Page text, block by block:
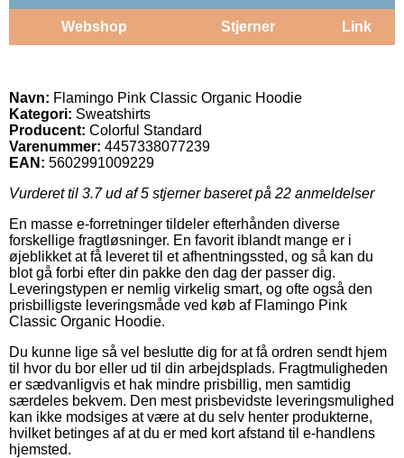
Webshop Stjerner Link
Navn: Flamingo Pink Classic Organic Hoodie
Kategori: Sweatshirts
Producent: Colorful Standard
Varenummer: 4457338077239
EAN: 5602991009229
Vurderet til 3.7ud af 5 stjerner baseret på 22 anmeldelser
En masse e-forretninger tildeler efterhånden diverse
forskellige fragtløsninger. En favorit iblandt mange er i
øjeblikket at få leveret til et afhentningssted, og så kan du
blot gå forbi efter din pakke den dag der passer dig.
Leveringstypen er nemlig virkelig smart, og ofte også den
prisbilligste leveringsmåde ved køb af Flamingo Pink
Classic Organic Hoodie.
Du kunne lige så vel beslutte dig for at få ordren sendt hjem
til hvor du bor eller ud til din arbejdsplads. Fragtmuligheden
er sædvanligvis et hak mindre prisbillig, men samtidig
særdeles bekvem. Den mest prisbevidste leveringsmulighed
kan ikke modsiges at være at du selv henter produkterne,
hvilket betinges af at du er med kort afstand til e-handlens
hjemsted.